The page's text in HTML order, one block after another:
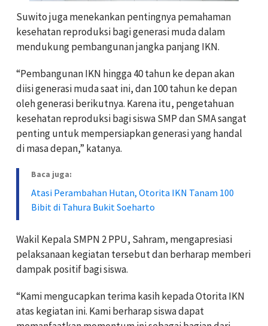
Suwito juga menekankan pentingnya pemahaman
kesehatan reproduksi bagi generasi muda dalam
mendukung pembangunan jangka panjang IKN.
“Pembangunan IKN hingga 40 tahun ke depan akan
diisi generasi muda saat ini, dan 100 tahun ke depan
oleh generasi berikutnya. Karena itu, pengetahuan
kesehatan reproduksi bagi siswa SMP dan SMA sangat
penting untuk mempersiapkan generasi yang handal
di masa depan,” katanya.
Baca juga:
Atasi Perambahan Hutan, Otorita IKN Tanam 100
Bibit di Tahura Bukit Soeharto
Wakil Kepala SMPN 2 PPU, Sahram, mengapresiasi
pelaksanaan kegiatan tersebut dan berharap memberi
dampak positif bagi siswa.
“Kami mengucapkan terima kasih kepada Otorita IKN
atas kegiatan ini. Kami berharap siswa dapat